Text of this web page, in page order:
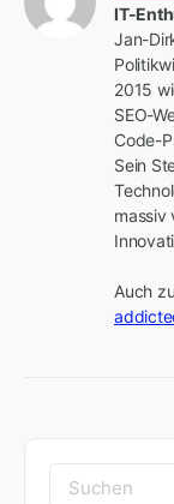
IT-
Jan-
2015
SEO-
Code-
Sein
massiv
Auch
Suchen